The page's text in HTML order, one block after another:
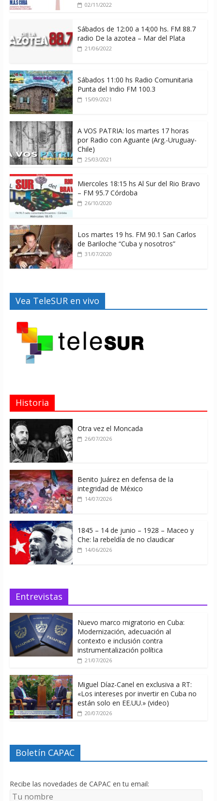
02/11/2022
Sábados de 12:00 a 14;00 hs. FM 88.7
radio De la azotea – Mar del Plata
21/06/2022
Sábados 11:00 hs Radio Comunitaria
Punta del Indio FM 100.3
15/09/2021
A VOS PATRIA: los martes 17 horas
por Radio con Aguante (Arg.-Uruguay-
Chile)
25/03/2021
Miercoles 18:15 hs Al Sur del Rio Bravo
– FM 95.7 Córdoba
26/10/2020
Los martes 19 hs. FM 90.1 San Carlos
de Bariloche “Cuba y nosotros”
31/07/2020
Vea TeleSUR en vivo
Historia
Otra vez el Moncada
26/07/2026
Benito Juárez en defensa de la
integridad de México
14/07/2026
1845 – 14 de junio – 1928 – Maceo y
Che: la rebeldía de no claudicar
14/06/2026
Entrevistas
Nuevo marco migratorio en Cuba:
Modernización, adecuación al
contexto e inclusión contra
instrumentalización política
21/07/2026
Miguel Díaz-Canel en exclusiva a RT:
«Los intereses por invertir en Cuba no
están solo en EE.UU.» (video)
20/07/2026
Boletín CAPAC
Recibe las novedades de CAPAC en tu email: